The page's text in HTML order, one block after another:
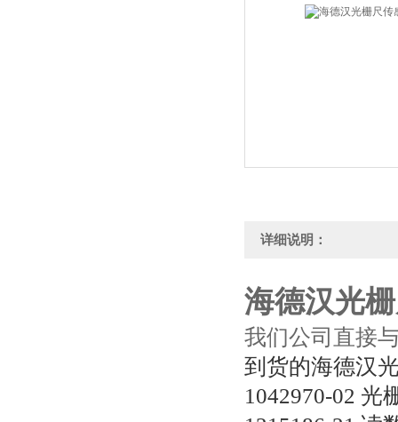
详细说明：
海德汉光
我们公司直接
到货的海德汉
1042970-02 光